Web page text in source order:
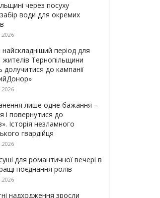
через посуху
води для окремих
період для
Тернопільщини
долучитися до кампанії
лише одне бажання –
і повернутися до
Історія незламного
гвардійця
для романтичної вечері в
поєднання ролів
надходження зросли